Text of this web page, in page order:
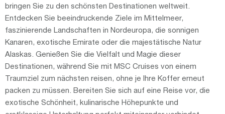
bringen Sie zu den schönsten Destinationen weltweit.
Entdecken Sie beeindruckende Ziele im Mittelmeer,
faszinierende Landschaften in Nordeuropa, die sonnigen
Kanaren, exotische Emirate oder die majestätische Natur
Alaskas. Genießen Sie die Vielfalt und Magie dieser
Destinationen, während Sie mit MSC Cruises von einem
Traumziel zum nächsten reisen, ohne je Ihre Koffer erneut
packen zu müssen. Bereiten Sie sich auf eine Reise vor, die
exotische Schönheit, kulinarische Höhepunkte und